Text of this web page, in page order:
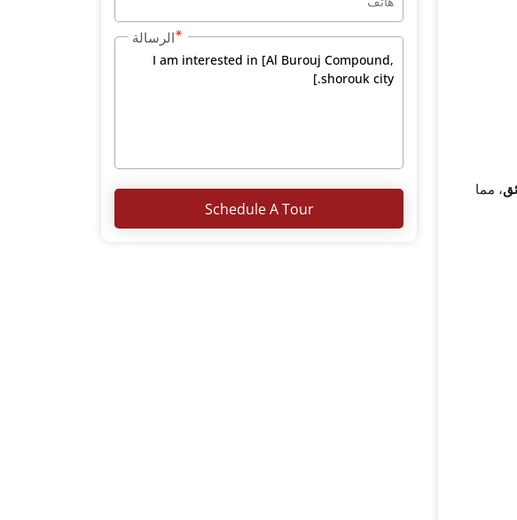
، مما
الرسالة
Schedule A Tour